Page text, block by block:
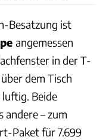
Besatzung ist
angemessen
in der T-
dem Tisch
Beide
andere – zum
Paket für 7.699